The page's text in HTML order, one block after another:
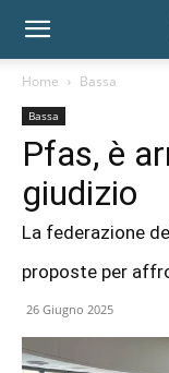
Home Bassa
Bassa
Pfas, è
giudizio
La federazione
proposte per
26 Giugno 2025